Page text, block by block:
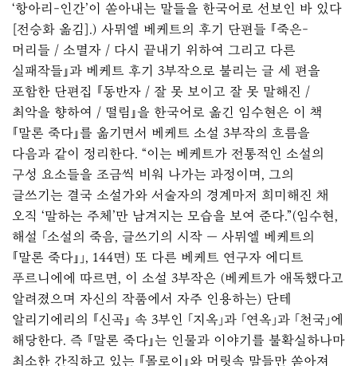
‘항아리-인간’이 쏟아내는 말들을 한국어로 선보인 바 있다
[전승화 옮김].) 사뮈엘 베케트의 후기 단편들 『죽은-
머리들 / 소멸자 / 다시 끝내기 위하여 그리고 다른
실패작들』과 베케트 후기 3부작으로 불리는 글 세 편을
포함한 단편집 『동반자 / 잘 못 보이고 잘 못 말해진 /
최악을 향하여 / 떨림』을 한국어로 옮긴 임수현은 이 책
『말론 죽다』를 옮기면서 베케트 소설 3부작의 흐름을
다음과 같이 정리한다. “이는 베케트가 전통적인 소설의
구성 요소들을 조금씩 비워 나가는 과정이며, 그의
글쓰기는 결국 소설가와 서술자의 경계마저 희미해진 채
오직 ‘말하는 주체’만 남겨지는 모습을 보여 준다.”(임수현,
해설 「소설의 죽음, 글쓰기의 시작 — 사뮈엘 베케트의
『말론 죽다』」, 144면) 또 다른 베케트 연구자 에디트
푸르니에에 따르면, 이 소설 3부작은 (베케트가 애독했다고
알려졌으며 자신의 작품에서 자주 인용하는) 단테
알리기에리의 『신곡』 속 3부인 「지옥」과 「연옥」과 「천국」에
해당한다. 즉 『말론 죽다』는 인물과 이야기를 불확실하나마
최소한 간직하고 있는 『몰로이』와 머릿속 말들만 쏟아져